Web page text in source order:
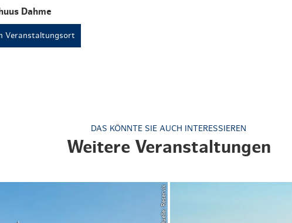
Dahme
Veranstaltungsort
DAS KÖNNTE SIE AUCH INTERESSIEREN
Weitere Veranstaltungen
© Quelle: Reservix